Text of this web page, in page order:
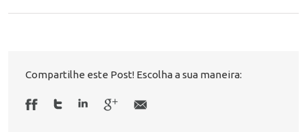
Compartilhe este Post! Escolha a sua maneira: